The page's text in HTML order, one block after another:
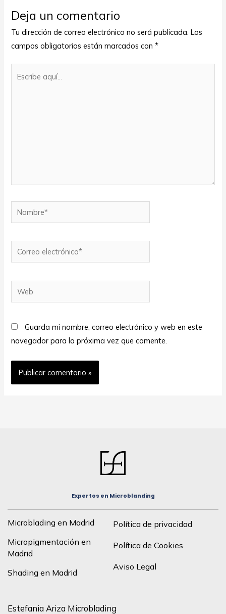
Deja un comentario
Tu dirección de correo electrónico no será publicada. Los
campos obligatorios están marcados con*
Nombre*
Correo
electrónico*
Web
Guarda mi nombre, correo electrónico y web en este
navegador para la próxima vez que comente.
Expertos en Microblanding
Microblading en Madrid
Micropigmentación en
Madrid
Shading en Madrid
Política de privacidad
Política de Cookies
Aviso Legal
Estefania Ariza Microblading